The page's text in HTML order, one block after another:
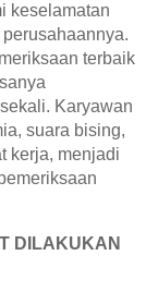
keselamatan
terbaik
Karyawan
suara bising,
kerja, menjadi
DILAKUKAN